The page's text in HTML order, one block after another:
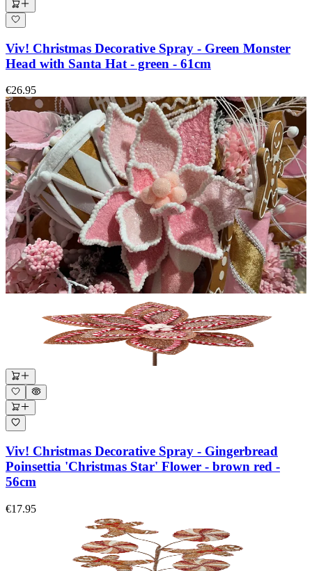
Viv! Christmas Decorative Spray - Green Monster
Head with Santa Hat - green - 61cm
€26.95
Viv! Christmas Decorative Spray - Gingerbread
Poinsettia 'Christmas Star' Flower - brown red -
56cm
€17.95